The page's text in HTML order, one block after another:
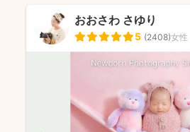
おおさわ さゆり
5 (2408)女性